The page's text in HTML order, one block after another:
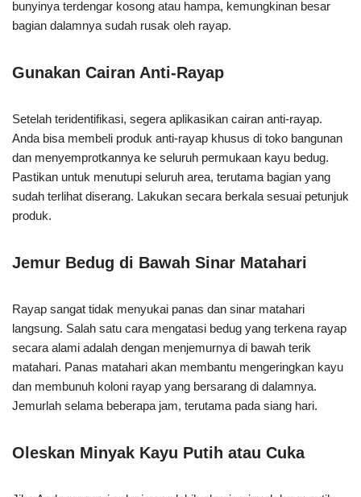
bunyinya terdengar kosong atau hampa, kemungkinan besar
bagian dalamnya sudah rusak oleh rayap.
Gunakan Cairan Anti-Rayap
Setelah teridentifikasi, segera aplikasikan cairan anti-rayap.
Anda bisa membeli produk anti-rayap khusus di toko bangunan
dan menyemprotkannya ke seluruh permukaan kayu bedug.
Pastikan untuk menutupi seluruh area, terutama bagian yang
sudah terlihat diserang. Lakukan secara berkala sesuai petunjuk
produk.
Jemur Bedug di Bawah Sinar Matahari
Rayap sangat tidak menyukai panas dan sinar matahari
langsung. Salah satu cara mengatasi bedug yang terkena rayap
secara alami adalah dengan menjemurnya di bawah terik
matahari. Panas matahari akan membantu mengeringkan kayu
dan membunuh koloni rayap yang bersarang di dalamnya.
Jemurlah selama beberapa jam, terutama pada siang hari.
Oleskan Minyak Kayu Putih atau Cuka